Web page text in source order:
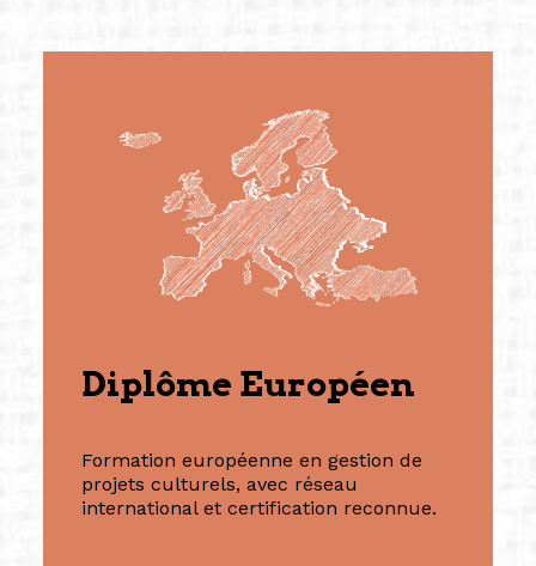
Diplôme Européen
Formation européenne en gestion de
projets culturels, avec réseau
international et certification reconnue.